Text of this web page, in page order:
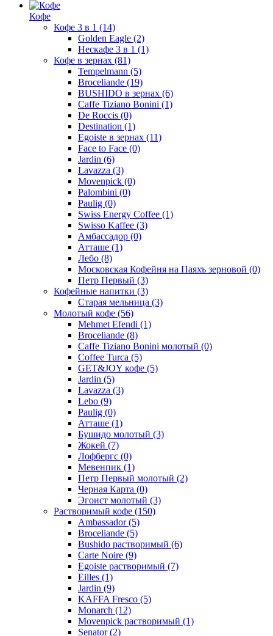
Кофе
Кофе 3 в 1 (14)
Golden Eagle (2)
Нескафе 3 в 1 (1)
Кофе в зернах (81)
Tempelmann (5)
Broceliande (19)
BUSHIDO в зернах (6)
Caffe Tiziano Bonini (1)
De Roccis (0)
Destination (1)
Egoiste в зернах (11)
Face to Face (0)
Jardin (6)
Lavazza (3)
Movenpick (0)
Palombini (0)
Paulig (0)
Swiss Energy Coffee (1)
Swisso Kaffee (3)
Амбассадор (0)
Атташе (1)
Лебо (8)
Московская Кофейня на Паяхъ зерновой (0)
Петр Первый (3)
Кофейные напитки (3)
Старая мельница (3)
Молотый кофе (56)
Mehmet Efendi (1)
Broceliande (8)
Caffe Tiziano Bonini молотый (0)
Coffee Turca (5)
GET&JOY кофе (5)
Jardin (5)
Lavazza (3)
Lebo (9)
Paulig (0)
Атташе (1)
Бушидо молотый (3)
Жокей (7)
Лофбергс (0)
Мевенпик (1)
Петр Первый молотый (2)
Черная Карта (0)
Эгоист молотый (3)
Растворимый кофе (150)
Ambassador(5)
Broceliande (5)
Bushido растворимый (6)
Carte Noire (9)
Egoiste растворимый (7)
Eilles (1)
Jardin (9)
KAFFA Fresco (5)
Monarch (12)
Movenpick растворимый (1)
Senator(2)